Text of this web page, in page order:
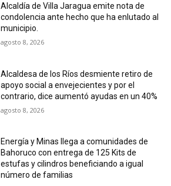
Alcaldía de Villa Jaragua emite nota de
condolencia ante hecho que ha enlutado al
municipio.
agosto 8, 2026
Alcaldesa de los Ríos desmiente retiro de
apoyo social a envejecientes y por el
contrario, dice aumentó ayudas en un 40%
agosto 8, 2026
Energía y Minas llega a comunidades de
Bahoruco con entrega de 125 Kits de
estufas y cilindros beneficiando a igual
número de familias